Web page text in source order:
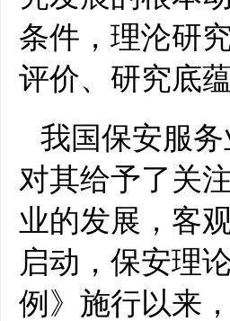
条件，理沦研
评价、研究底
我国保安服
对其给予了关
业的发展，客
启动，保安理
例》施行以来